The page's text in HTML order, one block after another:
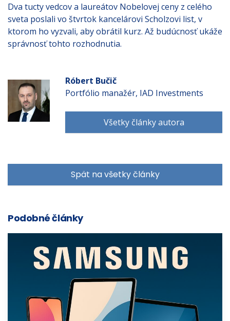
Dva tucty vedcov a laureátov Nobelovej ceny z celého
sveta poslali vo štvrtok kancelárovi Scholzovi list, v
ktorom ho vyzvali, aby obrátil kurz. Až budúcnosť ukáže
správnosť tohto rozhodnutia.
Róbert Bučič
Portfólio manažér, IAD Investments
Všetky články autora
Spät na všetky články
Podobné články